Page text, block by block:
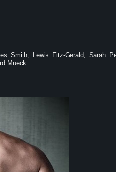
Smith, Lewis Fitz-Gerald, Sarah
Mueck